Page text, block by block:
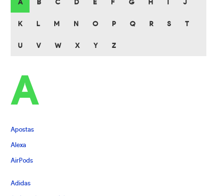
A B C D E F G H J
K L M N O P Q R S T
U V W X Y Z
A
Apostas
Alexa
AirPods
Adidas